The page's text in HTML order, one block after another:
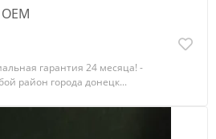
гарантия 24 месяца! -
район города донецк...